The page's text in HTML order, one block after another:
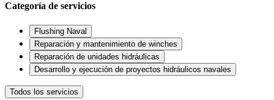
Categoría de servicios
Flushing Naval
Reparación y mantenimiento de winches
Reparación de unidades hidráulicas
Desarrollo y ejecución de proyectos hidráulicos navales
Todos los servicios